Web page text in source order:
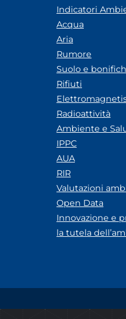
Indicatori
Acqua
Aria
Rumore
Suolo e
Rifiuti
Radioattività
Ambiente e
IPPC
AUA
RIR
Valutazioni
Open Data
Innovazione e
la tutela